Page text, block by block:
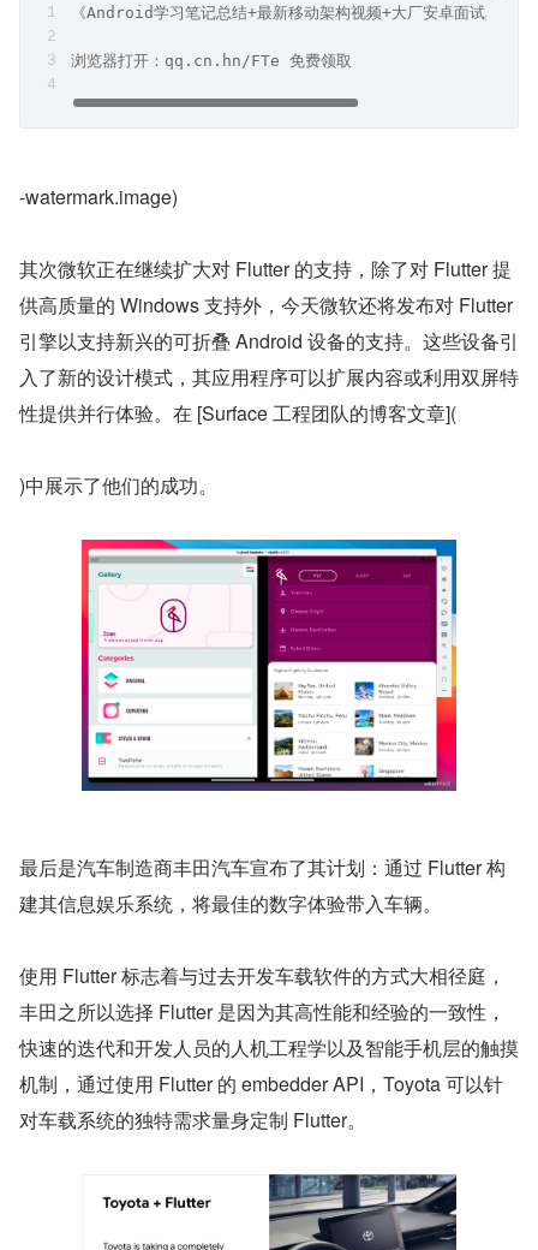
《Android学习笔记总结+最新移动架构视频+大厂安卓面试真题+
浏览器打开：qq.cn.hn/FTe 免费领取
-watermark.image)
其次微软正在继续扩大对 Flutter 的支持，除了对 Flutter 提
供高质量的 Windows 支持外，今天微软还将发布对 Flutter
引擎以支持新兴的可折叠 Android 设备的支持。这些设备引
入了新的设计模式，其应用程序可以扩展内容或利用双屏特
性提供并行体验。在 [Surface 工程团队的博客文章](
)中展示了他们的成功。
最后是汽车制造商丰田汽车宣布了其计划：通过 Flutter 构
建其信息娱乐系统，将最佳的数字体验带入车辆。
使用 Flutter 标志着与过去开发车载软件的方式大相径庭，
丰田之所以选择 Flutter 是因为其高性能和经验的一致性，
快速的迭代和开发人员的人机工程学以及智能手机层的触摸
机制，通过使用 Flutter 的 embedder API，Toyota 可以针
对车载系统的独特需求量身定制 Flutter。